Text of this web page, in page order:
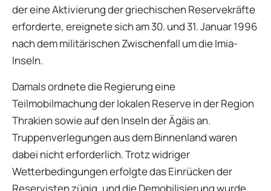
der eine Aktivierung der griechischen Reservekräfte
erforderte, ereignete sich am 30. und 31. Januar 1996
nach dem militärischen Zwischenfall um die Imia-
Inseln.
Damals ordnete die Regierung eine
Teilmobilmachung der lokalen Reserve in der Region
Thrakien sowie auf den Inseln der Ägäis an.
Truppenverlegungen aus dem Binnenland waren
dabei nicht erforderlich. Trotz widriger
Wetterbedingungen erfolgte das Einrücken der